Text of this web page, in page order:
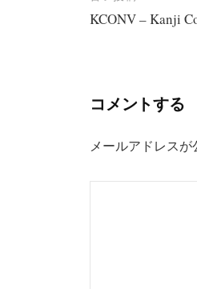
稿
ゲ
シ
ョ
KCONV – Kanji
コメントする
メールアドレスが